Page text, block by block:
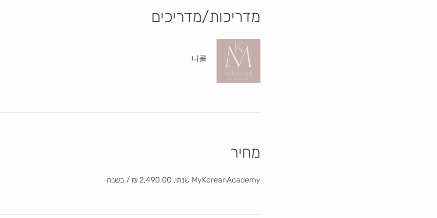
מדריכות/מדריכים
니콜
מחיר
MyKoreanAcademy שנתי, ‏2,490.00 ‏₪ / בשנה